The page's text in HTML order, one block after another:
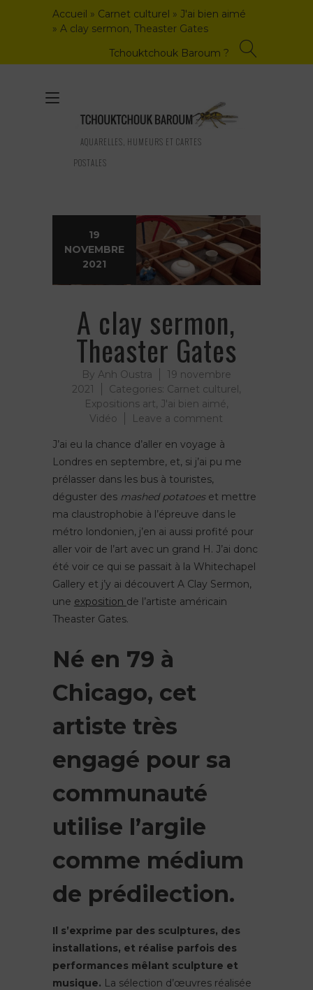
Accueil » Carnet culturel » J'ai bien aimé
» A clay sermon, Theaster Gates
Tchouktchouk Baroum ?
AQUARELLES, HUMEURS ET CARTES
POSTALES
Toggle
navigation
19
NOVEMBRE
2021
A clay sermon,
Theaster Gates
By Anh Oustra
19 novembre
2021
Categories: Carnet culturel,
Expositions art, J'ai bien aimé,
Vidéo
Leave a comment
clay
sermon,
Gates
J’ai eu la chance d’aller en voyage à
Londres en septembre, et, si j’ai pu me
prélasser dans les bus à touristes,
déguster des mashed potatoeset mettre
ma claustrophobie à l’épreuve dans le
métro londonien, j’en ai aussi profité pour
aller voir de l’art avec un grand H. J’ai donc
été voir ce qui se passait à la Whitechapel
Gallery et j’y ai découvert A Clay Sermon,
une exposition de l’artiste américain
Theaster Gates.
Né en 79 à
Chicago, cet
artiste très
engagé pour sa
communauté
utilise l’argile
comme médium
de prédilection.
Il s’exprime par des sculptures, des
installations, et réalise parfois des
performances mêlant sculpture et
musique. La sélection d’œuvres réalisée